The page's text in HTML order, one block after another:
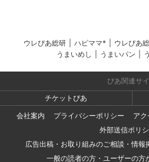
ウレぴあ総研 ハピママ* ウレぴあ
うまいめし
うまいパン
ぴあ関連サ
チケットぴあ
会社案内
プライバシーポリシー
ア
外部送信ポリ
広告出稿・お取り組みのご相談・情報
一般の読者の方・ユーザーの方